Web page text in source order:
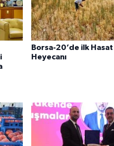
Borsa-20’de ilk Hasat
Heyecanı